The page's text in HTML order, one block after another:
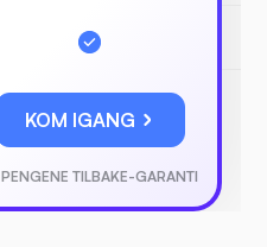
KOM IGANG
PENGENE TILBAKE-GARANTI